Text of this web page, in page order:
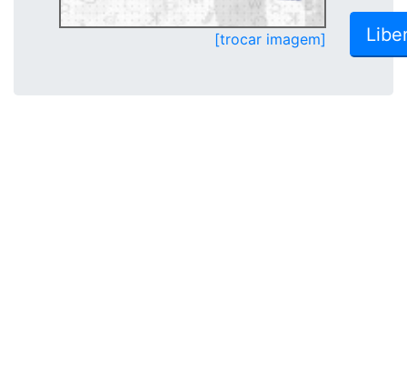
[trocar imagem]